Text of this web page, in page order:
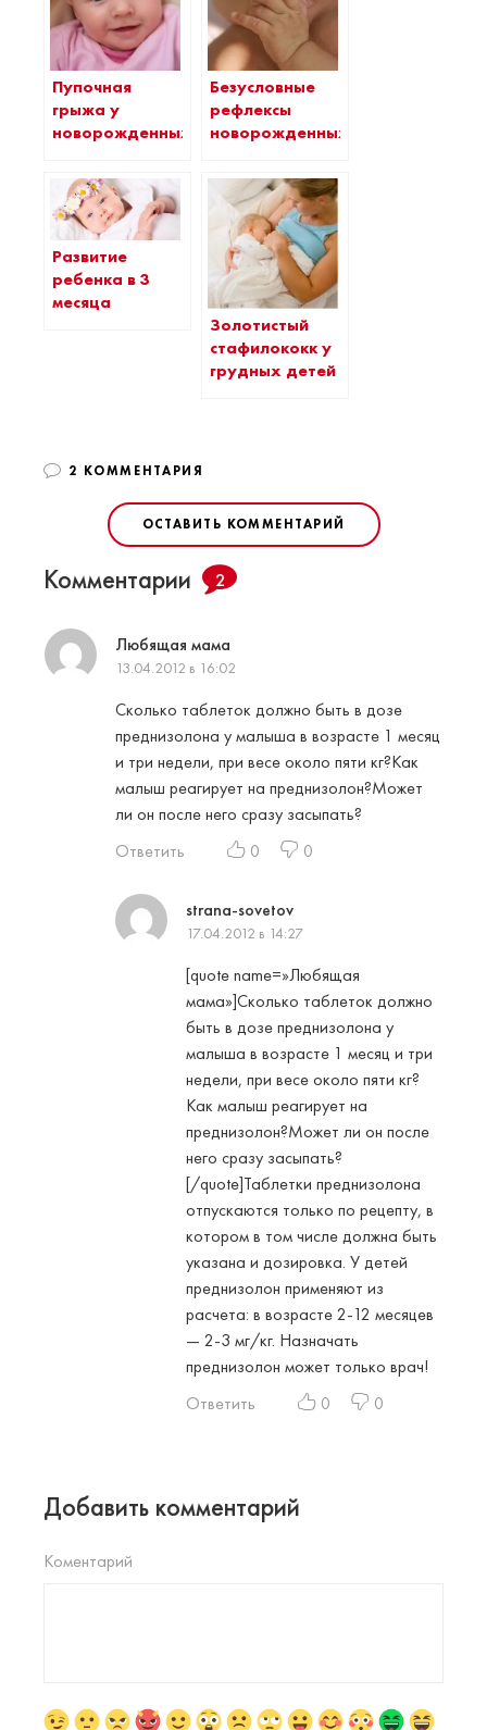
Пупочная
грыжа у
новорожденных
Безусловные
рефлексы
новорожденных
Развитие
ребенка в 3
месяца
Золотистый
стафилококк у
грудных детей
2 КОММЕНТАРИЯ
ОСТАВИТЬ КОММЕНТАРИЙ
Комментарии 2
Любящая мама
13.04.2012 в 16:02
Сколько таблеток должно быть в дозе
преднизолона у малыша в возрасте 1 месяц
и три недели, при весе около пяти кг?Как
малыш реагирует на преднизолон?Может
ли он после него сразу засыпать?
Ответить
0 0
strana-sovetov
17.04.2012 в 14:27
[quote name=»Любящая
мама»]Сколько таблеток должно
быть в дозе преднизолона у
малыша в возрасте 1 месяц и три
недели, при весе около пяти кг?
Как малыш реагирует на
преднизолон?Может ли он после
него сразу засыпать?
[/quote]Таблетки преднизолона
отпускаются только по рецепту, в
котором в том числе должна быть
указана и дозировка. У детей
преднизолон применяют из
расчета: в возрасте 2-12 месяцев
— 2-3 мг/кг. Назначать
преднизолон может только врач!
Ответить
0 0
Добавить комментарий
Коментарий